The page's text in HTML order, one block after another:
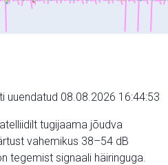
uuendatud 08.08.2026 16:44:53
tugijaama jõudva
vahemikus 38–54 dB
tegemist signaali häiringuga.